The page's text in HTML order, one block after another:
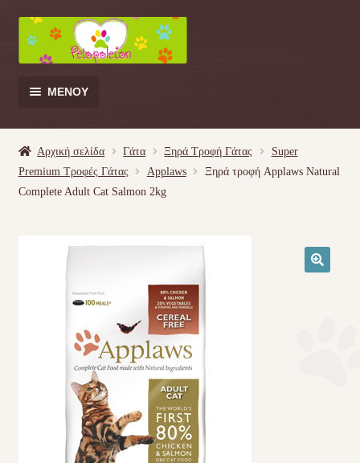
Απευθείας
μετάβαση
στην
πλοήγηση
Μετάβαση
σε
περιεχόμενο
ΜΕΝΟΎ
Γάτα
Κρεβατάκια
Τσάντες μεταφοράς
Επικοινωνία
Αρχική σελίδα Γάτα Ξηρά Τροφή Γάτας
Super
Premium Τροφές Γάτας
Applaws
Ξηρά τροφή Applaws Natural
Complete Adult Cat Salmon 2kg